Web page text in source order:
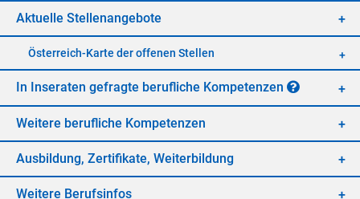
Ak­tu­el­le Stel­len­an­ge­bo­te
Öster­reich-Kar­te der of­fe­nen Stel­len
In In­se­ra­ten ge­frag­te be­ruf­li­che Kom­pe­ten­zen
Wei­te­re be­ruf­li­che Kom­pe­ten­zen
Aus­bil­dung, Zer­ti­fi­ka­te, Wei­ter­bil­dung
Wei­te­re Be­rufs­in­fos